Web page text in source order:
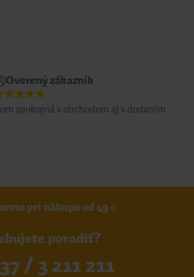
Overený zákazník
spokojná s obchodom aj s dodaním
pri nákupe od 49 €
poradiť?
/ 3 211 211